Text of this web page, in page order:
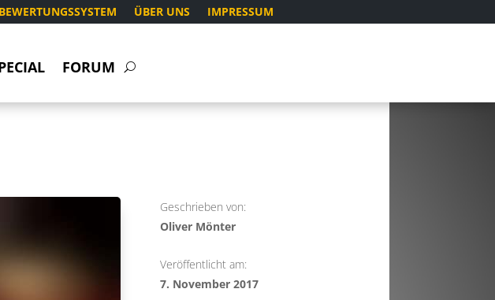
ÜBER UNS IMPRESSUM
FORUM
Geschrieben von:
Oliver Mönter
Veröffentlicht am:
7. November 2017